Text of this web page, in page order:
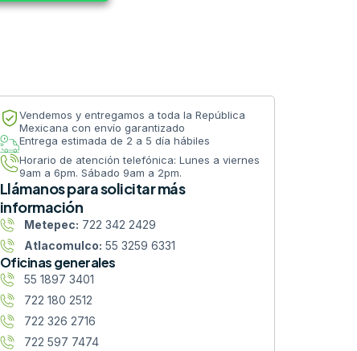
Vendemos y entregamos a toda la República
Mexicana con envío garantizado
Entrega estimada de 2 a 5 día hábiles
Horario de atención telefónica: Lunes a viernes
9am a 6pm. Sábado 9am a 2pm.
Llámanos para solicitar más
información
Metepec: 722 342 2429
Atlacomulco: 55 3259 6331
Oficinas generales
55 1897 3401
722 180 2512
722 326 2716
722 597 7474